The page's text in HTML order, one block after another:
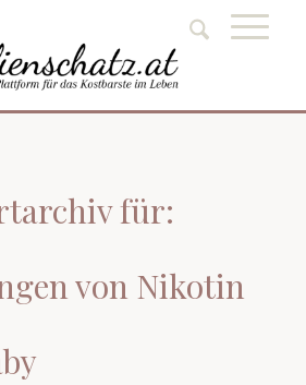
für:
von Nikotin